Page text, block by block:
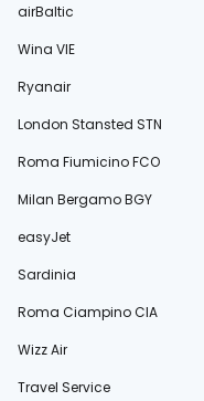
airBaltic
Wina VIE
Ryanair
London Stansted STN
Roma Fiumicino FCO
Milan Bergamo BGY
easyJet
Sardinia
Roma Ciampino CIA
Wizz Air
Travel Service